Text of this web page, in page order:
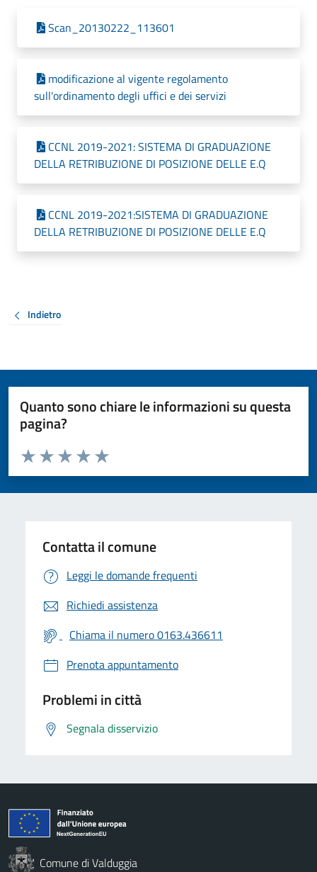
Scan_20130222_113601
modificazione al vigente regolamento
sull'ordinamento degli uffici e dei servizi
CCNL 2019-2021: SISTEMA DI GRADUAZIONE
DELLA RETRIBUZIONE DI POSIZIONE DELLE E.Q
CCNL 2019-2021:SISTEMA DI GRADUAZIONE
DELLA RETRIBUZIONE DI POSIZIONE DELLE E.Q
Indietro
Quanto sono chiare le informazioni su questa
pagina?
Valuta da 1 a 5 stelle la pagina
Valuta 5 stelle su 5
Valuta 4 stelle su 5
Valuta 3 stelle su 5
Valuta 2 stelle su 5
Valuta 1 stelle su 5
Contatta il comune
Leggi le domande frequenti
Richiedi assistenza
Chiama il numero 0163.436611
Prenota appuntamento
Problemi in città
Segnala disservizio
Comune di Valduggia